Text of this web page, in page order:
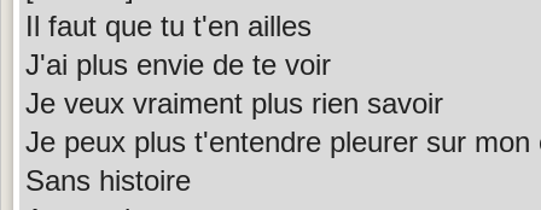
Il faut que tu t'en ailles
J'ai plus envie de te voir
Je veux vraiment plus rien savoir
Je peux plus t'entendre pleurer sur mon
Sans histoire